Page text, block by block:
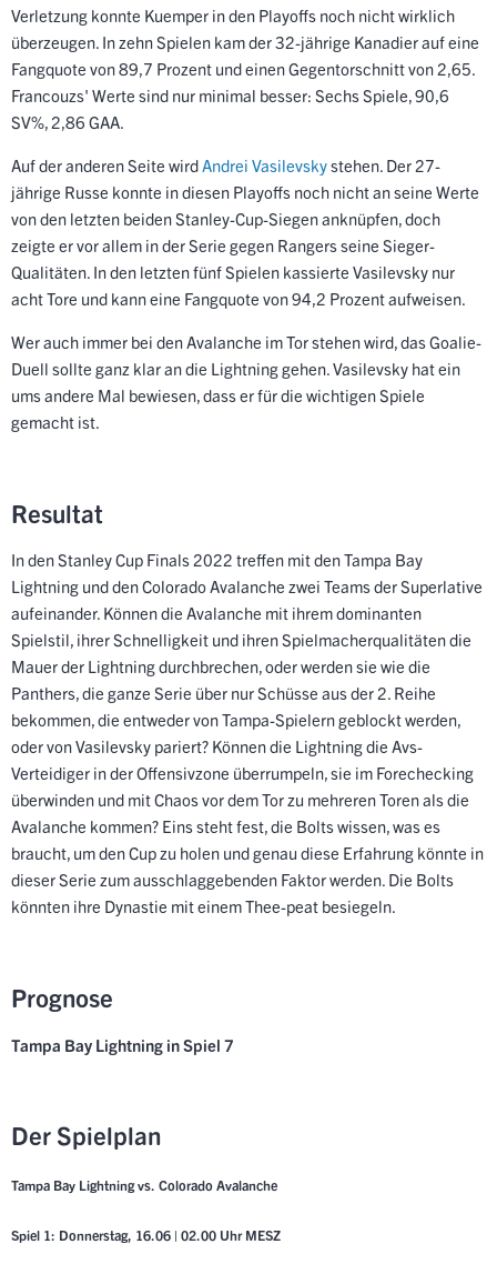
Verletzung konnte Kuemper in den Playoffs noch nicht wirklich
überzeugen. In zehn Spielen kam der 32-jährige Kanadier auf eine
Fangquote von 89,7 Prozent und einen Gegentorschnitt von 2,65.
Francouzs' Werte sind nur minimal besser: Sechs Spiele, 90,6
SV%, 2,86 GAA.
Auf der anderen Seite wirdAndrei Vasilevskystehen. Der 27-
jährige Russe konnte in diesen Playoffs noch nicht an seine Werte
von den letzten beiden Stanley-Cup-Siegen anknüpfen, doch
zeigte er vor allem in der Serie gegen Rangers seine Sieger-
Qualitäten. In den letzten fünf Spielen kassierte Vasilevsky nur
acht Tore und kann eine Fangquote von 94,2 Prozent aufweisen.
Wer auch immer bei den Avalanche im Tor stehen wird, das Goalie-
Duell sollte ganz klar an die Lightning gehen. Vasilevsky hat ein
ums andere Mal bewiesen, dass er für die wichtigen Spiele
gemacht ist.
Resultat
In den Stanley Cup Finals 2022 treffen mit den Tampa Bay
Lightning und den Colorado Avalanche zwei Teams der Superlative
aufeinander. Können die Avalanche mit ihrem dominanten
Spielstil, ihrer Schnelligkeit und ihren Spielmacherqualitäten die
Mauer der Lightning durchbrechen, oder werden sie wie die
Panthers, die ganze Serie über nur Schüsse aus der 2. Reihe
bekommen, die entweder von Tampa-Spielern geblockt werden,
oder von Vasilevsky pariert? Können die Lightning die Avs-
Verteidiger in der Offensivzone überrumpeln, sie im Forechecking
überwinden und mit Chaos vor dem Tor zu mehreren Toren als die
Avalanche kommen? Eins steht fest, die Bolts wissen, was es
braucht, um den Cup zu holen und genau diese Erfahrung könnte in
dieser Serie zum ausschlaggebenden Faktor werden. Die Bolts
könnten ihre Dynastie mit einem Thee-peat besiegeln.
Prognose
Tampa Bay Lightning in Spiel 7
Der Spielplan
Tampa Bay Lightning vs. Colorado Avalanche
Spiel 1: Donnerstag, 16.06 | 02.00 Uhr MESZ